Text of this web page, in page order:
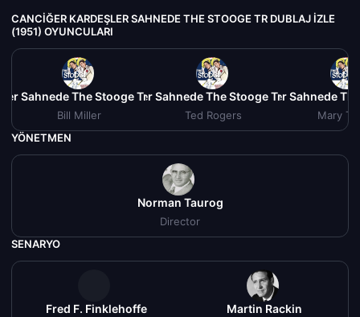
CANCIĞER KARDEŞLER SAHNEDE THE STOOGE TR DUBLAJ IZLE
(1951) OYUNCULARI
Sahnede The Stooge Tr Dublaj izle (1951)
Bill Miller
Canciğer Kardeşler Sahnede The Stooge Tr Dublaj izle
Ted Rogers
Canciğer Kardeşler Sahnede
Mary
YÖNETMEN
Norman Taurog
Director
SENARYO
Fred F. Finklehoffe Martin Rackin